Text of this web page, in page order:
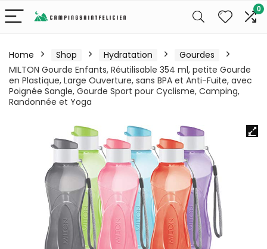
0
Home Shop Hydratation
Gourdes
MILTON Gourde Enfants, Réutilisable 354 ml, petite Gourde
en Plastique, Large Ouverture, sans BPA et Anti-Fuite, avec
Poignée Sangle, Gourde Sport pour Cyclisme, Camping,
Randonnée et Yoga